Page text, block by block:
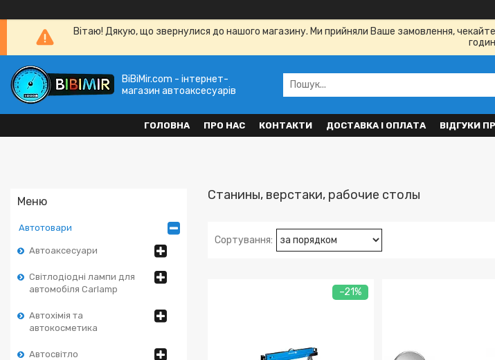
Вітаю! Дякую, що звернулися до нашого магазину. Ми прийняли Ваше замовлення,
BiBiMir.com - інтернет-
магазин автоаксесуарів
ГОЛОВНА ПРО НАС КОНТАКТИ ДОСТАВКА І ОПЛАТА ВІДГУКИ
Автотовари
Автоаксесуари
Світлодіодні лампи для
автомобіля Carlamp
Автохімія та
автокосметика
Автосвітло
Станины, верстаки, рабочие столы
–21%